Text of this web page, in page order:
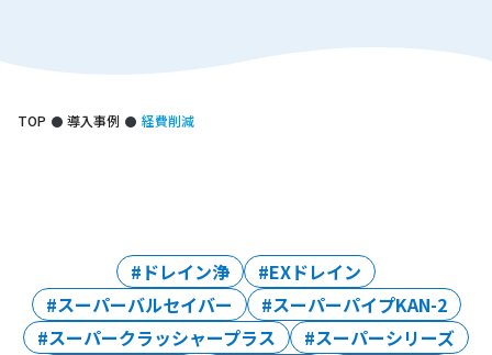
TOP 導入事例 経費削減
ドレイン浄
EXドレイン
スーパーバルセイバー
スーパーパイプKAN-2
スーパークラッシャープラス
スーパーシリーズ